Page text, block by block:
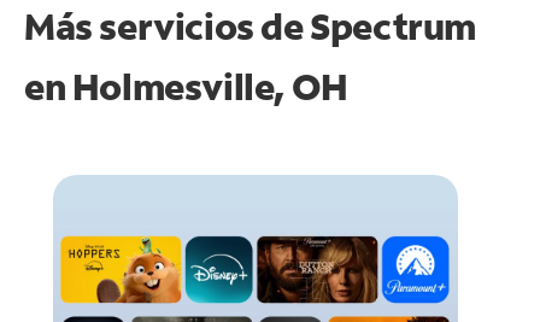
Más servicios de Spectrum
en Holmesville, OH